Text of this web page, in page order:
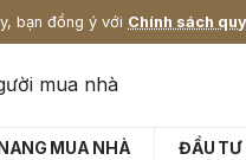
bạn đồng ý với Chính sách
MUA NHÀ ĐẦU TƯ